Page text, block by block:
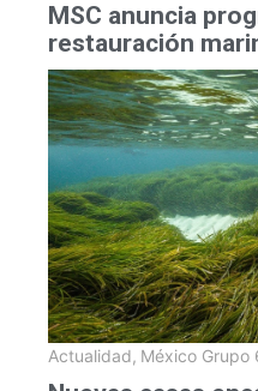
MSC anuncia
restauración
Actualidad, México Grupo